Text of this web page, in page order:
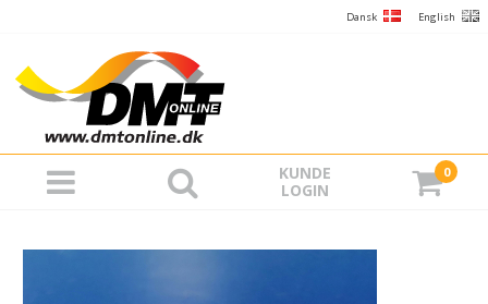
Dansk English
KUNDE
LOGIN
0